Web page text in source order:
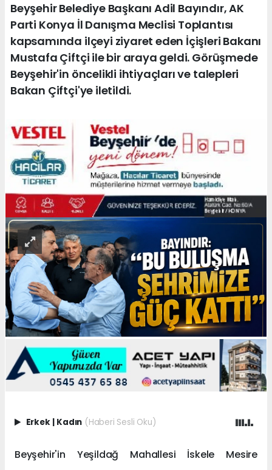
Beyşehir Belediye Başkanı Adil Bayındır, AK
Parti Konya İl Danışma Meclisi Toplantısı
kapsamında ilçeyi ziyaret eden İçişleri Bakanı
Mustafa Çiftçi ile bir araya geldi. Görüşmede
Beyşehir'in öncelikli ihtiyaçları ve talepleri
Bakan Çiftçi'ye iletildi.
Erkek Kadın (Haberi Sesli Oku)
Beyşehir'in Yeşildağ Mahallesi İskele Mesire